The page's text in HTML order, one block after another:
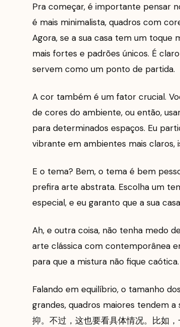
Pra começar, é importante pensar
é mais minimalista, quadros com
Agora, se a sua casa tem um toque
mais fortes e padrões únicos. É
servem como um ponto de partida.
A cor também é um fator crucial.
de cores do ambiente, ou então,
para determinados espaços. Eu
vibrante em ambientes mais claros,
E o tema? Bem, o tema é bem
prefira arte abstrata. Escolha um
especial, e eu garanto que a sua
Ah, e outra coisa, não tenha medo
arte clássica com contemporânea
para que a mistura não fique caótica.
Falando em equilíbrio, o tamanho
grandes, quadros maiores tendem a
抑。不过，这也要看具体情况。比如